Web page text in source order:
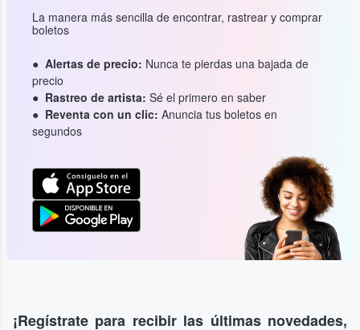
La manera más sencilla de encontrar, rastrear y comprar
boletos
Alertas de precio: Nunca te pierdas una bajada de
precio
Rastreo de artista: Sé el primero en saber
Reventa con un clic: Anuncia tus boletos en
segundos
¡Regístrate para recibir las últimas novedades,